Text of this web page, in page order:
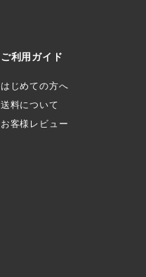
ご利用ガイド
はじめての方へ
送料について
お客様レビュー